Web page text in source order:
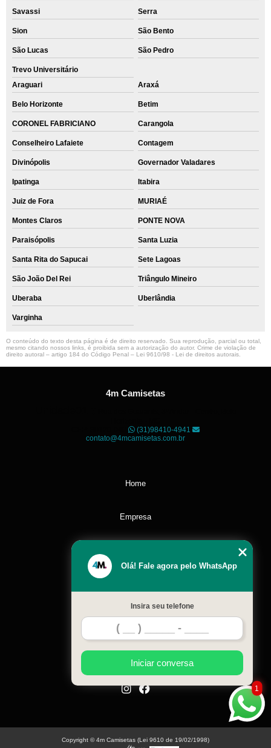
Savassi Serra
Sion São Bento
São Lucas São Pedro
Trevo Universitário
Araguari
Araxá
Belo Horizonte Betim
CORONEL FABRICIANO Carangola
Conselheiro Lafaiete Contagem
Divinópolis Governador Valadares
Ipatinga Itabira
Juiz de Fora MURIAÉ
Montes Claros PONTE NOVA
Paraisópolis Santa Luzia
Santa Rita do Sapucai Sete Lagoas
São João Del Rei Triângulo Mineiro
Uberaba Uberlândia
Varginha
O conteúdo do texto desta página é de direito reservado. Sua reprodução, parcial ou total,
mesmo citando nossos links, é proibida sem a autorização do autor. Crime de violação de
direito autoral – artigo 184 do Código Penal – Lei 9610/98 - Lei de direitos autorais
4m Camisetas
(31)98410-4941
contato@4mcamisetas.com.br
Home
Empresa
Contato
Mapa do site
1
Olá! Fale agora pelo WhatsApp
Insira seu telefone
Iniciar conversa
Copyright © 4m Camisetas (Lei 9610 de 19/02/1998)